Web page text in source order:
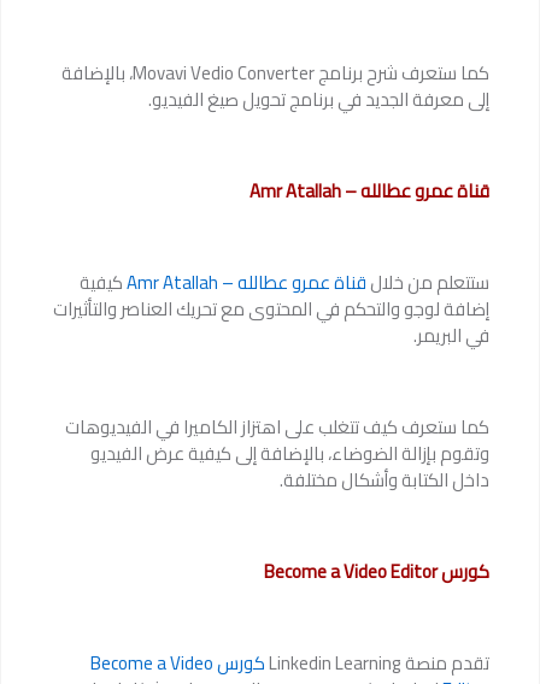
كما ستعرف شرح برنامج Movavi Vedio Converter، بالإضافة
إلى معرفة الجديد في برنامج تحويل صيغ الفيديو.
قناة عمرو عطالله – Amr Atallah
ستتعلم من خلالقناة عمرو عطالله – Amr Atallah كيفية
إضافة لوجو والتحكم في المحتوى مع تحريك العناصر والتأثيرات
في البريمر.
كما ستعرف كيف تتغلب على اهتزاز الكاميرا في الفيديوهات
وتقوم بإزالة الضوضاء، بالإضافة إلى كيفية عرض الفيديو
داخل الكتابة وأشكال مختلفة.
كورس Become a Video Editor
تقدم منصة Linkedin Learning كورس Become a Video